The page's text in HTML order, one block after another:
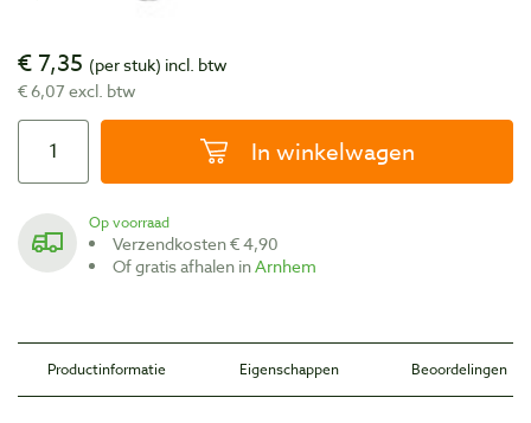
€ 7,35 (per stuk) incl. btw
€ 6,07 excl. btw
In winkelwagen
Op voorraad
Verzendkosten € 4,90
Of gratis afhalen inArnhem
Productinformatie Eigenschappen Beoordelingen